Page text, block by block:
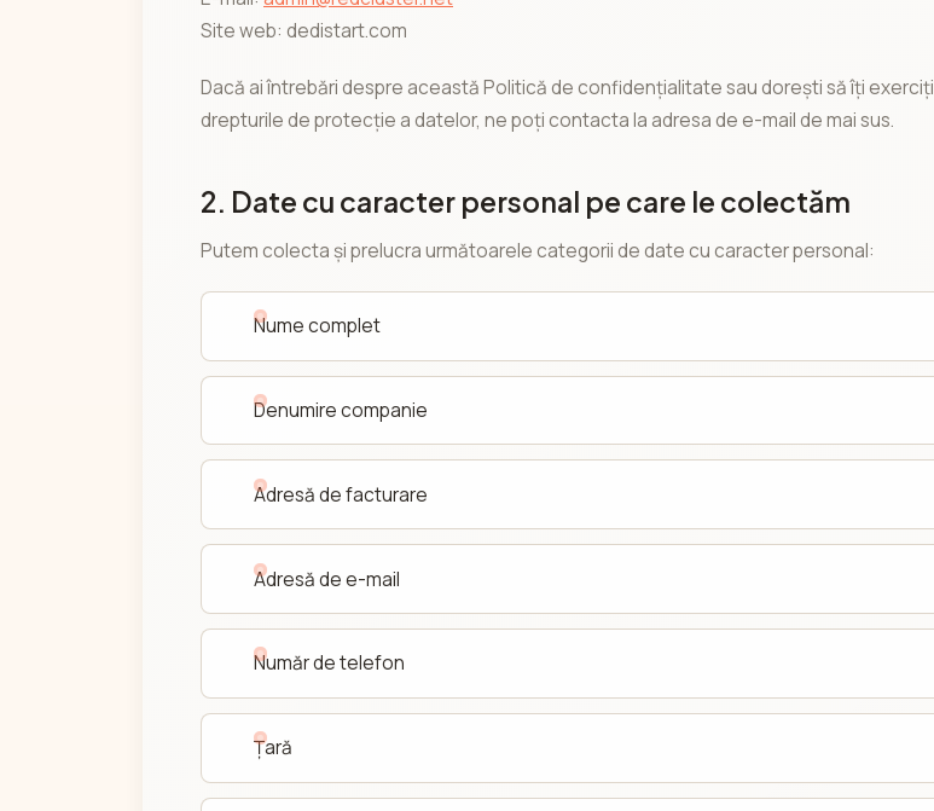
Site web: dedistart.com
Dacă ai întrebări despre această Politică de confidențialitate sau dorești să îți exerciți
drepturile de protecție a datelor, ne poți contacta la adresa de e-mail de mai sus.
2. Date cu caracter personal pe care le colectăm
Putem colecta și prelucra următoarele categorii de date cu caracter personal:
Nume complet
Denumire companie
Adresă de facturare
Adresă de e-mail
Număr de telefon
Țară